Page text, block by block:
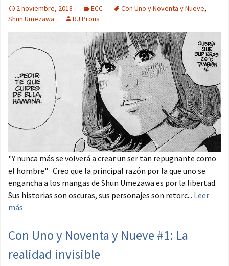
2 noviembre, 2018 ECC Con Uno y Noventa y Nueve,
Shun Umezawa
RJ Prous
"Y nunca más se volverá a crear un ser tan repugnante como
el hombre" Creo que la principal razón por la que uno se
engancha a los mangas de Shun Umezawa es por la libertad.
Sus historias son oscuras, sus personajes son retorc... Leer
más
Con Uno y Noventa y Nueve #1: La
realidad invisible